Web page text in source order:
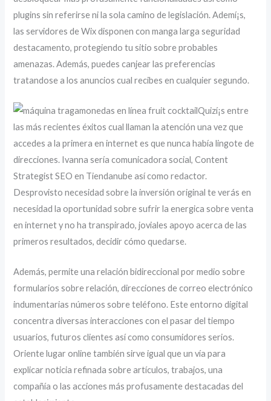
plugins sin referirse ni la sola camino de legislación. Ademí¡s,
las servidores de Wix disponen con manga larga seguridad
destacamento, protegiendo tu sitio sobre probables
amenazas. Además, puedes canjear las preferencias
tratandose a los anuncios cual recibes en cualquier segundo.
Quizí¡s entre
las más recientes éxitos cual llaman la atención una vez que
accedes a la primera en internet es que nunca había lingote de
direcciones. Ivanna serí­a comunicadora social, Content
Strategist SEO en Tiendanube así­ como redactor.
Desprovisto necesidad sobre la inversión original te verás en
necesidad la oportunidad sobre sufrir la energica sobre venta
en internet y no ha transpirado, joviales apoyo acerca de las
primeros resultados, decidir cómo quedarse.
Además, permite una relación bidireccional por medio sobre
formularios sobre relación, direcciones de correo electrónico
indumentarias números sobre teléfono. Este entorno digital
concentra diversas interacciones con el pasar del tiempo
usuarios, futuros clientes así­ como consumidores serios.
Oriente lugar online también sirve igual que un ví­a para
explicar noticia refinada sobre artículos, trabajos, una
compañía o las acciones más profusamente destacadas del